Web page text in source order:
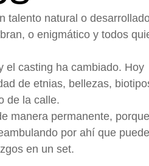
talento natural o
o enigmático y todos
el casting ha cambiado. Hoy
de etnias, bellezas,
de la calle.
manera permanente,
por ahí que
en un set.